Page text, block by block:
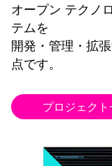
オープン テクノ
テムを
開発・管理・拡
点です。
プロジェクト